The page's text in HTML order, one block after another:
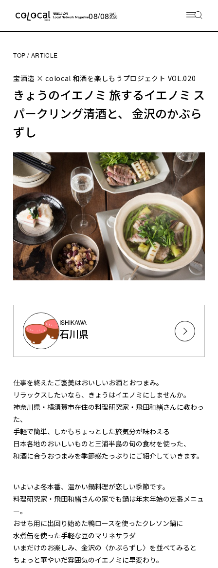
08/08SAT
2026
TOP ARTICLE
宝酒造 × colocal 和酒を楽しもうプロジェクト VOL.020
きょうのイエノミ 旅するイエノミ ス
パークリング清酒と、 金沢のかぶら
ずし
ISHIKAWA
石川県
仕事を終えたご褒美はおいしいお酒とおつまみ。
リラックスしたいなら、きょうはイエノミにしませんか。
神奈川県・横須賀市在住の料理研究家・飛田和緒さんに教わっ
た、
手軽で簡単、しかもちょっとした旅気分が味わえる
日本各地のおいしいものと三浦半島の旬の食材を使った、
和酒に合うおつまみを季節感たっぷりにご紹介していきます。
いよいよ冬本番、温かい鍋料理が恋しい季節です。
料理研究家・飛田和緒さんの家でも鍋は年末年始の定番メニュ
ー。
おせち用に出回り始めた鴨ロースを使ったクレソン鍋に
水煮缶を使った手軽な豆のマリネサラダ
いまだけのお楽しみ、金沢の〈かぶらずし〉を並べてみると
ちょっと華やいだ雰囲気のイエノミに早変わり。